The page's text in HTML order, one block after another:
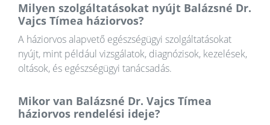
Milyen szolgáltatásokat nyújt Balázsné Dr.
Vajcs Tímea háziorvos?
A háziorvos alapvető egészségügyi szolgáltatásokat
nyújt, mint például vizsgálatok, diagnózisok, kezelések,
oltások, és egészségügyi tanácsadás.
Mikor van Balázsné Dr. Vajcs Tímea
háziorvos rendelési ideje?